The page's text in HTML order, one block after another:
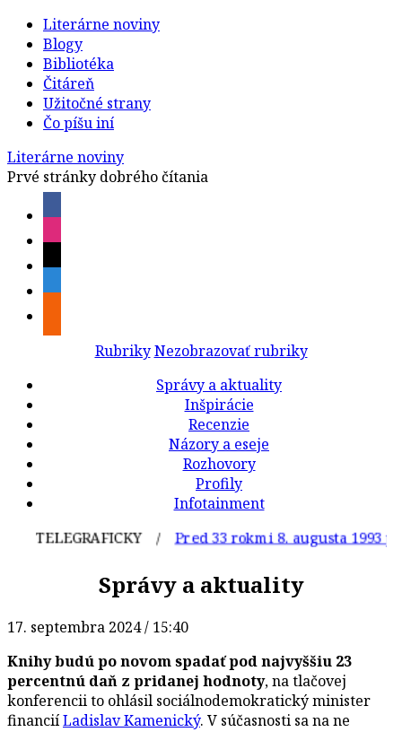
Literárne noviny
Blogy
Bibliotéka
Čitáreň
Užitočné strany
Čo píšu iní
Literárne noviny
Prvé stránky dobrého čítania
Rubriky Nezobrazovať rubriky
Správy a aktuality
Inšpirácie
Recenzie
Názory a eseje
Rozhovory
Profily
Infotainment
TELEGRAFICKY /Pred 33 rokmi 8. augusta 1993
Správy a aktuality
17. septembra 2024 / 15:40
Knihy budú po novom spadať pod najvyššiu 23
percentnú daň z pridanej hodnoty, na tlačovej
konferencii to ohlásil sociálnodemokratický minister
financiíLadislav Kamenický. V súčasnosti sa na ne